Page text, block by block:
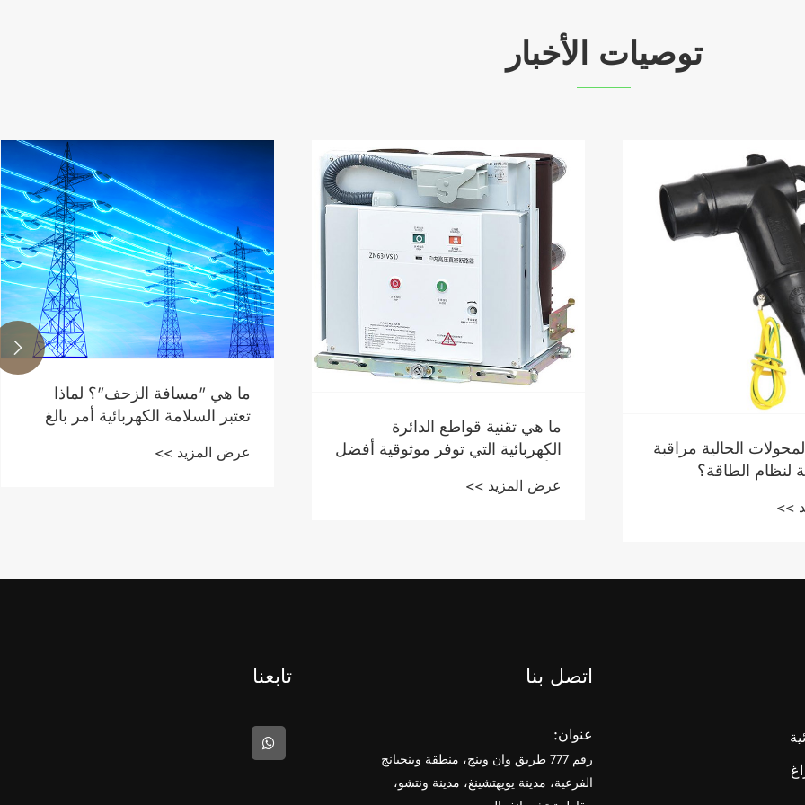
توصيات الأخبار
الحالية مراقبة
لنظام الطاقة؟
>>
ما هي تقنية قواطع الدائرة
الكهربائية التي توفر موثوقية أفضل
عرض المزيد >>
ما هي "مسافة الزحف"؟ لماذا
تعتبر السلامة الكهربائية أمر بالغ
عرض المزيد >>

اتصل بنا
عنوان:
رقم 777 طريق وان وينج، منطقة وينجيانج
الفرعية، مدينة يويهتشينغ، مدينة ونتشو،
تابعنا